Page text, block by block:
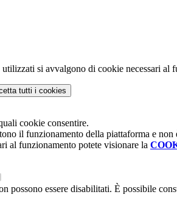
si avvalgono di cookie necessari
tutti i cookies
cookie consentire.
il funzionamento della piattaforma e
al funzionamento potete visionare la
possono essere disabilitati. È possibile